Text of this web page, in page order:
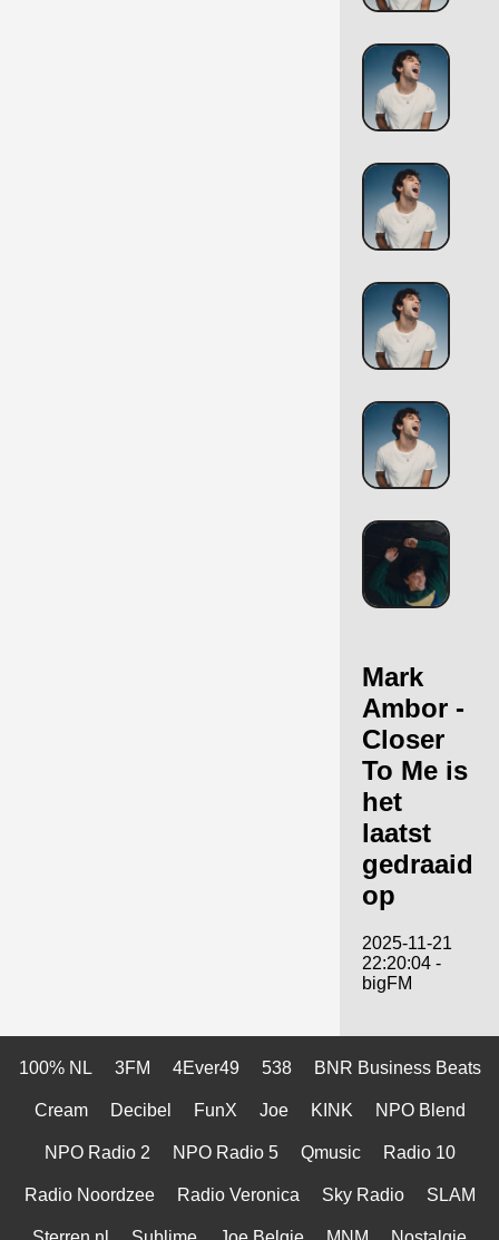
Mark
Ambor -
Closer
To Me is
het
laatst
gedraaid
op
2025-11-21
22:20:04 -
bigFM
100% NL 3FM 4Ever49 538 BNR Business Beats
Cream Decibel FunX Joe KINK NPO Blend
NPO Radio 2 NPO Radio 5 Qmusic Radio 10
Radio Noordzee Radio Veronica Sky Radio SLAM